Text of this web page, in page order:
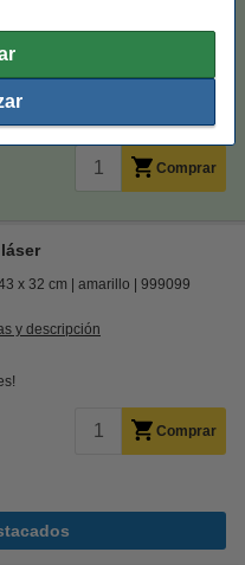
€
Comprar
x 32 cm amarillo 999099
y descripción
Comprar